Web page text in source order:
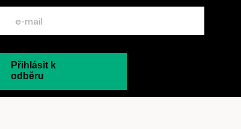
Přihlásit k
odběru